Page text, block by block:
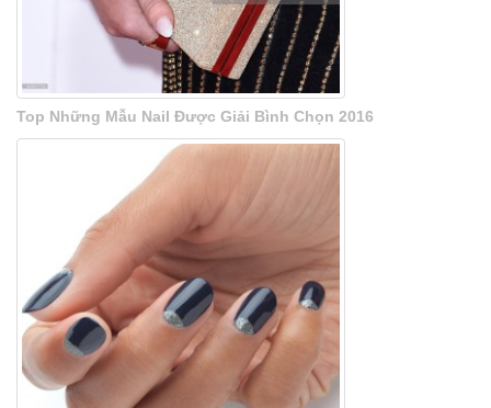
Top Những Mẫu Nail Được Giải Bình Chọn 2016